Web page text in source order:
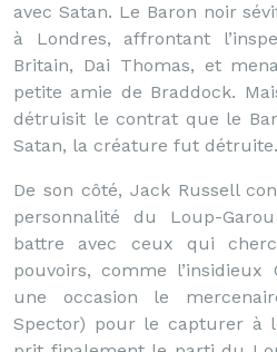
avec Satan. Le Baron noir
à Londres, affrontant
Britain, Dai Thomas, et
petite amie de Braddock.
détruisit le contrat que le
Satan, la créature fut détruite.
De son côté, Jack Russell
personnalité du Loup-
battre avec ceux qui
pouvoirs, comme
une occasion le
Spector) pour le capturer à